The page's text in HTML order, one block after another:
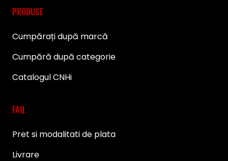
PRODUSE
Cumpărați după marcă
Cumpără după categorie
Catalogul CNHi
FAQ
Pret si modalitati de plata
Livrare